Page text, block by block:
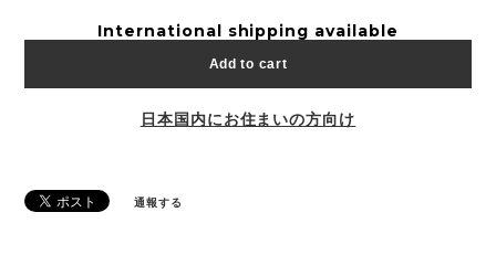
International shipping available
Add to cart
日本国内にお住まいの方向け
通報する